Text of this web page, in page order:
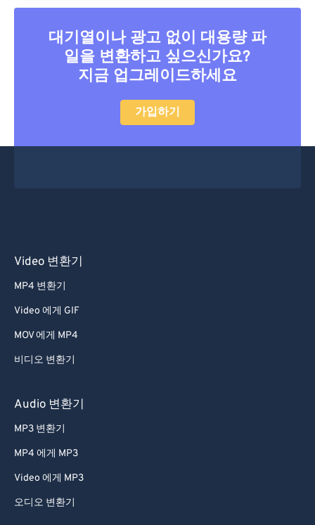
대기열이나 광고 없이 대용량 파
일을 변환하고 싶으신가요?
지금 업그레이드하세요
가입하기
Video 변환기
MP4 변환기
Video 에게 GIF
MOV 에게 MP4
비디오 변환기
Audio 변환기
MP3 변환기
MP4 에게 MP3
Video 에게 MP3
오디오 변환기